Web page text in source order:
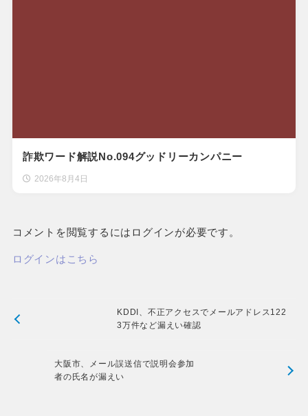
詐欺ワード解説No.094グッドリーカンパニー
2026年8月4日
コメントを閲覧するにはログインが必要です。
ログインはこちら
KDDI、不正アクセスでメールアドレス122
3万件など漏えい確認
大阪市、メール誤送信で説明会参加
者の氏名が漏えい